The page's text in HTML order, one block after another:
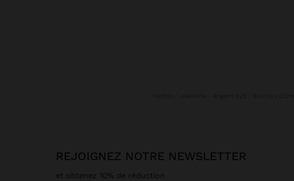
REJOIGNEZ NOTRE NEWSLETTER
et obtenez 10% de réduction